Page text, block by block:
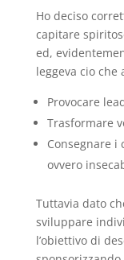
Ho deciso
capitare
ed,
leggeva cio che
Provocare
Trasformare
Consegnare i
ovvero
Tuttavia dato
sviluppare
l’obiettivo di